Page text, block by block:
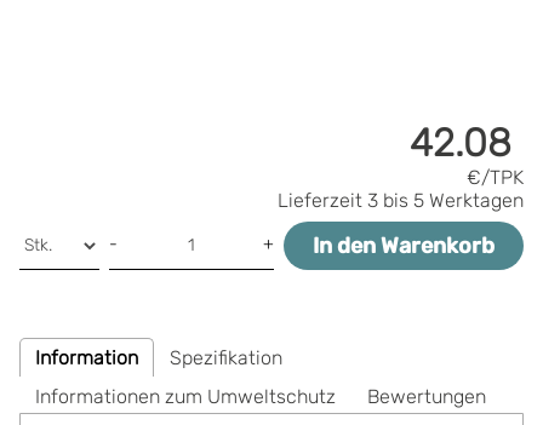
42.08
€/TPK
Lieferzeit 3 bis 5 Werktagen
- + In den Warenkorb
Information
Spezifikation
Informationen zum Umweltschutz
Bewertungen